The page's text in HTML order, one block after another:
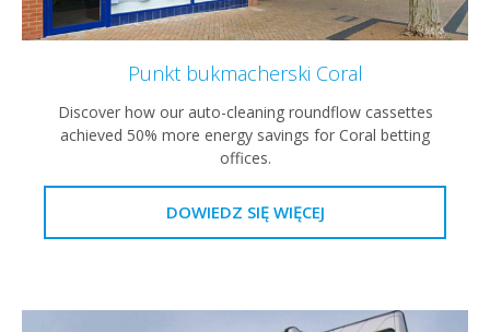
Punkt bukmacherski Coral
Discover how our auto-cleaning roundflow cassettes
achieved 50% more energy savings for Coral betting
offices.
DOWIEDZ SIĘ WIĘCEJ